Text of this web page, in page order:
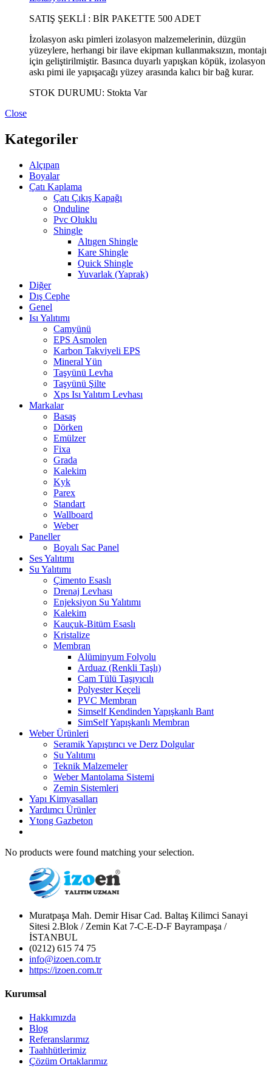
SATIŞ ŞEKLİ : BİR PAKETTE 500 ADET
İzolasyon askı pimleri izolasyon malzemelerinin, düzgün
yüzeylere, herhangi bir ilave ekipman kullanmaksızın, montajı
için geliştirilmiştir. Basınca duyarlı yapışkan köpük, izolasyon
askı pimi ile yapışacağı yüzey arasında kalıcı bir bağ kurar.
STOK DURUMU: Stokta Var
Close
Kategoriler
Alçıpan
Boyalar
Çatı Kaplama
Çatı Çıkış Kapağı
Onduline
Pvc Oluklu
Shingle
Altıgen Shingle
Kare Shingle
Quick Shingle
Yuvarlak (Yaprak)
Diğer
Dış Cephe
Genel
Isı Yalıtımı
Camyünü
EPS Asmolen
Karbon Takviyeli EPS
Mineral Yün
Taşyünü Levha
Taşyünü Şilte
Xps Isı Yalıtım Levhası
Markalar
Basaş
Dörken
Emülzer
Fixa
Grada
Kalekim
Kyk
Parex
Standart
Wallboard
Weber
Paneller
Boyalı Sac Panel
Ses Yalıtımı
Su Yalıtımı
Çimento Esaslı
Drenaj Levhası
Enjeksiyon Su Yalıtımı
Kalekim
Kauçuk-Bitüm Esaslı
Kristalize
Membran
Alüminyum Folyolu
Arduaz (Renkli Taşlı)
Cam Tülü Taşıyıcılı
Polyester Keçeli
PVC Membran
Simself Kendinden Yapışkanlı Bant
SimSelf Yapışkanlı Membran
Weber Ürünleri
Seramik Yapıştırıcı ve Derz Dolgular
Su Yalıtımı
Teknik Malzemeler
Weber Mantolama Sistemi
Zemin Sistemleri
Yapı Kimyasalları
Yardımcı Ürünler
Ytong Gazbeton
No products were found matching your selection.
Muratpaşa Mah. Demir Hisar Cad. Baltaş Kilimci Sanayi
Sitesi 2.Blok / Zemin Kat 7-C-E-D-F Bayrampaşa /
İSTANBUL
(0212) 615 74 75
info@izoen.com.tr
https://izoen.com.tr
Kurumsal
Hakkımızda
Blog
Referanslarımız
Taahhütlerimiz
Çözüm Ortaklarımız